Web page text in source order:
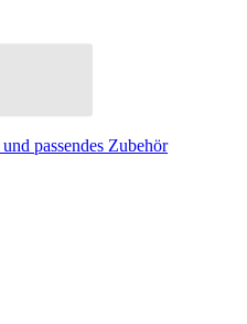
passendes Zubehör